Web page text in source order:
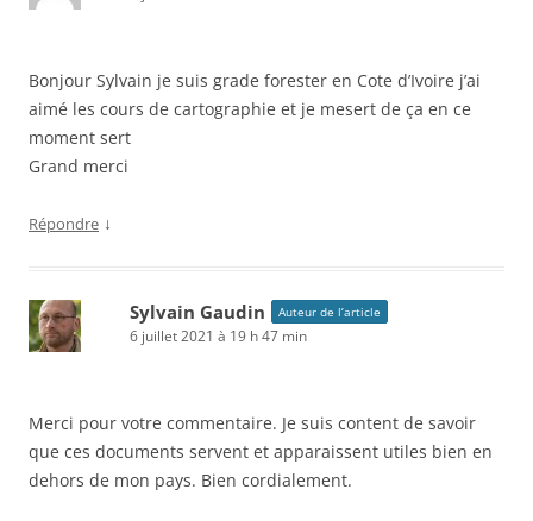
Bonjour Sylvain je suis grade forester en Cote d’Ivoire j’ai
aimé les cours de cartographie et je mesert de ça en ce
moment sert
Grand merci
Répondre ↓
Sylvain Gaudin Auteur de l’article
6 juillet 2021 à 19 h 47 min
Merci pour votre commentaire. Je suis content de savoir
que ces documents servent et apparaissent utiles bien en
dehors de mon pays. Bien cordialement.